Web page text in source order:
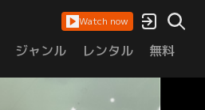
Watch now
ジャンル レンタル 無料